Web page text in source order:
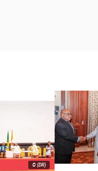
© (DR)